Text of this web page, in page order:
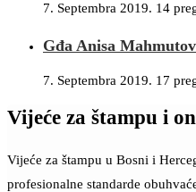
7. Septembra 2019. 14
Gđa Anisa
7. Septembra 2019. 17
Vijeće za štampu i
Vijeće za štampu u Bosni i
profesionalne standarde